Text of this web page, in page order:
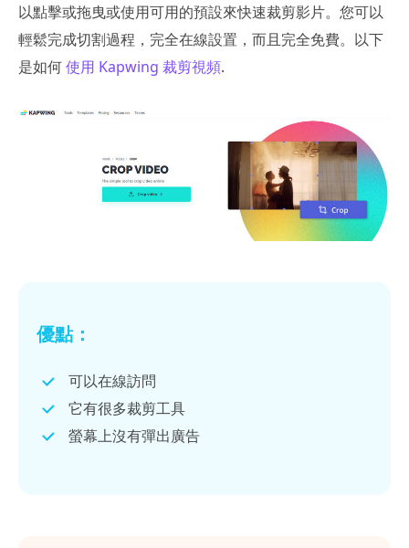
以點擊或拖曳或使用可用的預設來快速裁剪影片。您可以
輕鬆完成切割過程，完全在線設置，而且完全免費。以下
是如何使用 Kapwing 裁剪視頻.
優點：
可以在線訪問
它有很多裁剪工具
螢幕上沒有彈出廣告